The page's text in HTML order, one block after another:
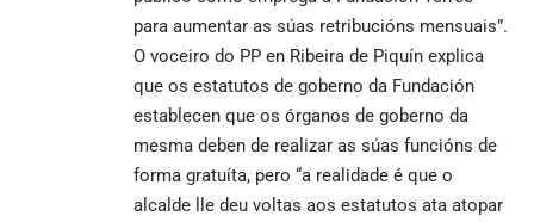
para aumentar as súas retribucións mensuais”.
O voceiro do PP en Ribeira de Piquín explica
que os estatutos de goberno da Fundación
establecen que os órganos de goberno da
mesma deben de realizar as súas funcións de
forma gratuíta, pero “a realidade é que o
alcalde lle deu voltas aos estatutos ata atopar